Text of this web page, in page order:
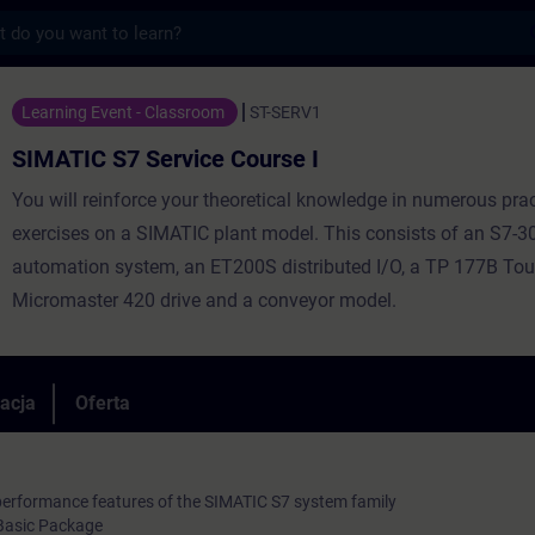
Course I - Szkolenie - Szkolenie -
Learning Event - Classroom ST-SERV1
SIMATIC S7 Service Course I
You will reinforce your theoretical knowledge in numerous
exercises on a SIMATIC plant model. This consists of an S7-
automation system, an ET200S distributed I/O, a TP 177B
Micromaster 420 drive and a conveyor model.
Oferta
features of the SIMATIC S7 system family
Package